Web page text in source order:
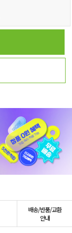
배송/반품/교환
안내